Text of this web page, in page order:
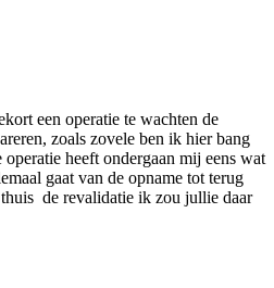
een operatie te wachten de
zoals zovele ben ik hier bang
heeft ondergaan mij eens wat
gaat van de opname tot terug
de revalidatie ik zou jullie daar